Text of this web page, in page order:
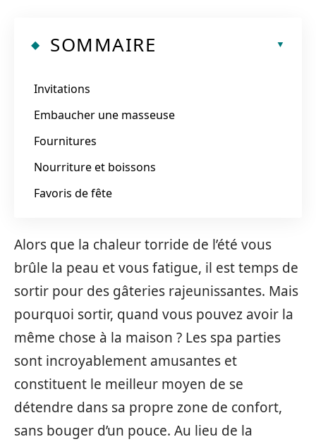
SOMMAIRE
Invitations
Embaucher une masseuse
Fournitures
Nourriture et boissons
Favoris de fête
Alors que la chaleur torride de l’été vous
brûle la peau et vous fatigue, il est temps de
sortir pour des gâteries rajeunissantes. Mais
pourquoi sortir, quand vous pouvez avoir la
même chose à la maison ? Les spa parties
sont incroyablement amusantes et
constituent le meilleur moyen de se
détendre dans sa propre zone de confort,
sans bouger d’un pouce. Au lieu de la